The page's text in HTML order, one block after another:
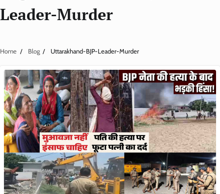
Leader-Murder
Home Blog Uttarakhand-BJP-Leader-Murder